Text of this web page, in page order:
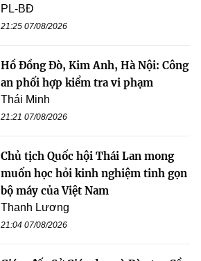
PL-BĐ
21:25 07/08/2026
Hồ Đồng Đò, Kim Anh, Hà Nội: Công
an phối hợp kiểm tra vi phạm
Thái Minh
21:21 07/08/2026
Chủ tịch Quốc hội Thái Lan mong
muốn học hỏi kinh nghiệm tinh gọn
bộ máy của Việt Nam
Thanh Lương
21:04 07/08/2026